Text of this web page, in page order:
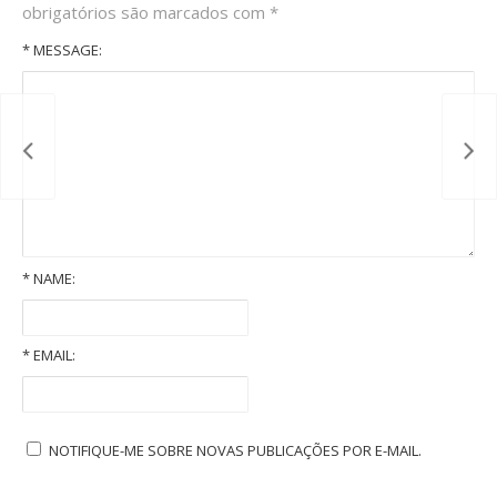
obrigatórios são marcados com *
* MESSAGE:
*NAME:
*EMAIL:
NOTIFIQUE-ME SOBRE NOVAS PUBLICAÇÕES POR E-MAIL.